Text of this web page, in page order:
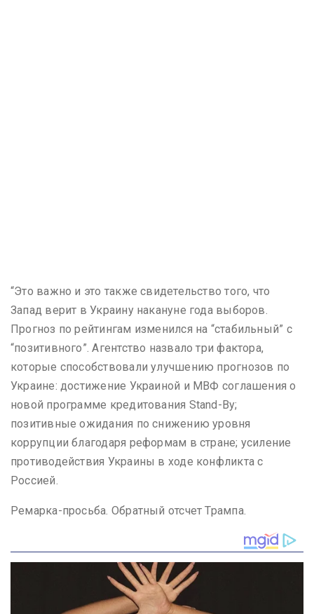
“Это важно и это также свидетельство того, что
Запад верит в Украину накануне года выборов.
Прогноз по рейтингам изменился на “стабильный” с
“позитивного”. Агентство назвало три фактора,
которые способствовали улучшению прогнозов по
Украине: достижение Украиной и МВФ соглашения о
новой программе кредитования Stand-By;
позитивные ожидания по снижению уровня
коррупции благодаря реформам в стране; усиление
противодействия Украины в ходе конфликта с
Россией.
Ремарка-просьба. Обратный отсчет Трампа.